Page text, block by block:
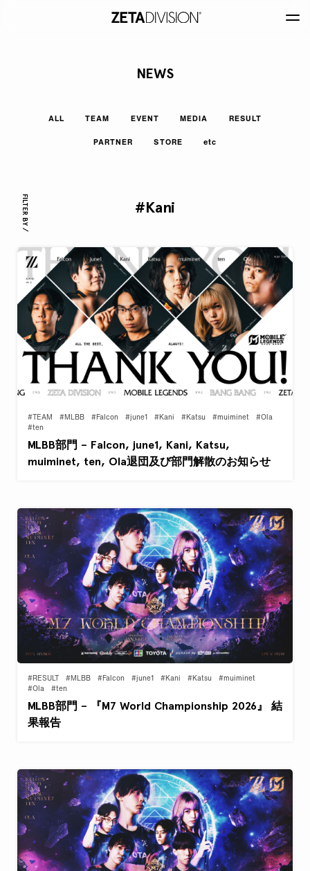
NEWS
ALL TEAM EVENT MEDIA RESULT
PARTNER STORE etc
FILTER BY / #Kani
#TEAM #MLBB #Falcon #june1 #Kani #Katsu #muiminet
#Ola
#ten
MLBB部門 – Falcon, june1, Kani, Katsu,
muiminet, ten, Ola退団及び部門解散のお知らせ
#RESULT #MLBB #Falcon #june1 #Kani #Katsu
#muiminet
#Ola
#ten
MLBB部門 – 『M7 World Championship 2026』 結
果報告